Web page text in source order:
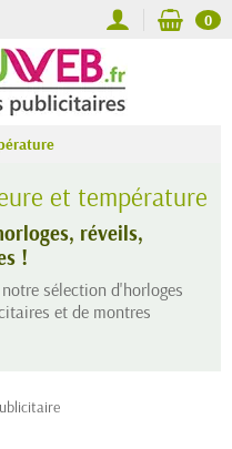
0
et température
réveils,
!
sélection d'horloges
et de montres